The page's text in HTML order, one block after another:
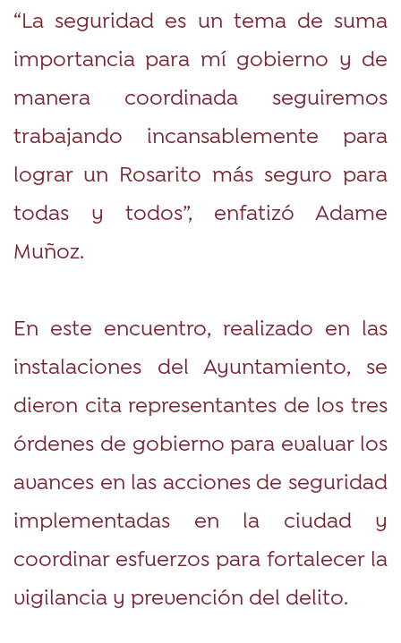
“La seguridad es un tema de suma
importancia para mí gobierno y de
manera coordinada seguiremos
trabajando incansablemente para
lograr un Rosarito más seguro para
todas y todos”, enfatizó Adame
Muñoz.
En este encuentro, realizado en las
instalaciones del Ayuntamiento, se
dieron cita representantes de los tres
órdenes de gobierno para evaluar los
avances en las acciones de seguridad
implementadas en la ciudad y
coordinar esfuerzos para fortalecer la
vigilancia y prevención del delito.